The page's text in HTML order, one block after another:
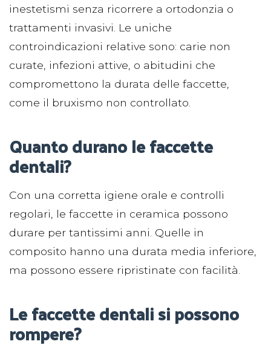
inestetismi senza ricorrere a ortodonzia o
trattamenti invasivi. Le uniche
controindicazioni relative sono: carie non
curate, infezioni attive, o abitudini che
compromettono la durata delle faccette,
come il bruxismo non controllato.
Quanto durano le faccette
dentali?
Con una corretta igiene orale e controlli
regolari, le faccette in ceramica possono
durare per tantissimi anni. Quelle in
composito hanno una durata media inferiore,
ma possono essere ripristinate con facilità.
Le faccette dentali si possono
rompere?